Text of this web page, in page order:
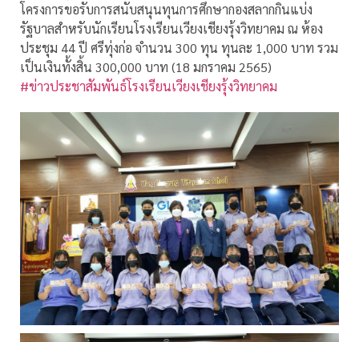
โครงการขอรับการสนับสนุนทุนการศึกษากองสลากกินแบ่ง
รัฐบาลสำหรับนักเรียนโรงเรียนเวียงเชียงรุ้งวิทยาคม ณ ห้อง
ประชุม 44 ปี ศรีทุ่งก่อ จำนวน 300 ทุน ทุนละ 1,000 บาท รวม
เป็นเงินทั้งสิ้น 300,000 บาท (18 มกราคม 2565)
#ข่าวประชาสัมพันธ์โรงเรียนเวียงเชียงรุ้งวิทยาคม